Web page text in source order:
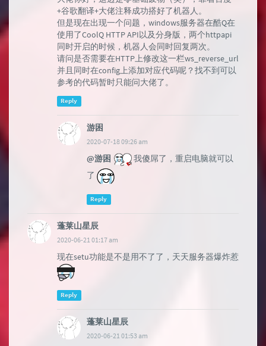
+谷歌翻译+大佬注释成功搭好了机器人。
但是现在出现一个问题，windows服务器在酷Q在
使用了CoolQ HTTP API以及分身版，两个httpapi
同时开启的时候，机器人会同时回复两次。
请问是否需要在HTTP上修改这一栏ws_reverse_url
并且同时在config上添加对应代码呢？找不到可以
参考的代码暂时只能问大佬了。
Reply
游困
2020-07-18 09:26 am
@游困
我傻屌了，重启电脑就可以
了
Reply
蓬莱山星辰
2020-06-21 01:17 am
现在setu功能是不是用不了了，天天服务器爆炸惹
Reply
蓬莱山星辰
2020-06-21 01:53 am